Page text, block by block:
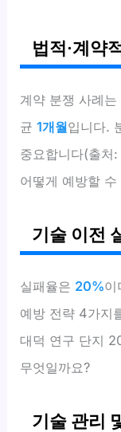
법적·계약
계약 분쟁 사례는
균1개월입니다.
중요합니다(출처
어떻게 예방할 수
기술 이전
실패율은 20%이
예방 전략 4가지
대덕 연구 단지
무엇일까요?
기술 관리